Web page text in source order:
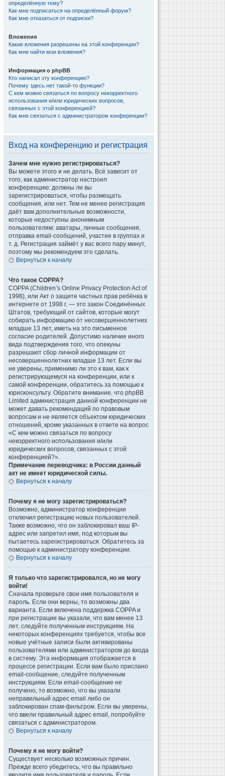
определённую тему?
Как мне подписаться на определённый форум?
Как мне отказаться от подписки?
Вложения
Какие вложения разрешены на этой конференции?
Как мне найти мои вложения?
Информация о phpBB
Кто написал эту конференцию?
Почему здесь нет такой-то функции?
С кем можно связаться по вопросу некорректного
использования и/или юридических вопросов,
связанных с этой конференцией?
Как мне связаться с администратором конференции?
Вход на конференцию и регистрация
Зачем мне нужно регистрироваться?
Вы можете этого и не делать. Всё зависит от
того, как администратор настроил
конференцию: должны ли вы
зарегистрироваться, чтобы размещать
сообщения, или нет. Тем не менее регистрация
даёт вам дополнительные возможности,
которые недоступны анонимным
пользователям: аватары, личные сообщения,
отправка email-сообщений, участие в группах и
т. д. Регистрация займёт у вас всего пару минут,
поэтому мы рекомендуем это сделать.
Вернуться к началу
Что такое COPPA?
COPPA (Children’s Online Privacy Protection Act of
1998), или Акт о защите частных прав ребёнка в
интернете от 1998 г. — это закон Соединённых
Штатов, требующий от сайтов, которые могут
собирать информацию от несовершеннолетних
младше 13 лет, иметь на это письменное
согласие родителей. Допустимо наличие иного
вида подтверждения того, что опекуны
разрешают сбор личной информации от
несовершеннолетних младше 13 лет. Если вы
не уверены, применимо ли это к вам, как к
регистрирующемуся на конференции, или к
самой конференции, обратитесь за помощью к
юрисконсульту. Обратите внимание, что phpBB
Limited администрация данной конференции не
может давать рекомендаций по правовым
вопросам и не является объектом юридических
отношений, кроме указанных в ответе на вопрос
«С кем можно связаться по вопросу
некорректного использования и/или
юридических вопросов, связанных с этой
конференцией?».
Примечание переводчика: в России данный
акт не имеет юридической силы.
Вернуться к началу
Почему я не могу зарегистрироваться?
Возможно, администратор конференции
отключил регистрацию новых пользователей.
Также возможно, что он заблокировал ваш IP-
адрес или запретил имя, под которым вы
пытаетесь зарегистрироваться. Обратитесь за
помощью к администратору конференции.
Вернуться к началу
Я только что зарегистрировался, но не могу
войти!
Сначала проверьте свои имя пользователя и
пароль. Если они верны, то возможны два
варианта. Если включена поддержка COPPA и
при регистрации вы указали, что вам менее 13
лет, следуйте полученным инструкциям. На
некоторых конференциях требуется, чтобы все
новые учётные записи были активированы
пользователями или администратором до входа
в систему. Эта информация отображается в
процессе регистрации. Если вам было прислано
email-сообщение, следуйте полученным
инструкциям. Если email-сообщение не
получено, то возможно, что вы указали
неправильный адрес email либо он
заблокирован спам-фильтром. Если вы уверены,
что ввели правильный адрес email, попробуйте
связаться с администратором.
Вернуться к началу
Почему я не могу войти?
Существует несколько возможных причин.
Прежде всего убедитесь, что вы правильно